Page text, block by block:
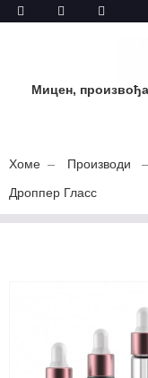
Мицен,
Хоме Производи
Дроппер Гласс